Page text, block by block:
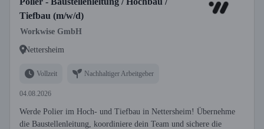
Tiefbau (m/w/d)
Workwise GmbH
Nettersheim
Vollzeit Nachhaltiger Arbeitgeber
04.08.2026
Werde Polier im Hoch- und Tiefbau in Nettersheim! Übernehme
die Baustellenleitung, koordiniere dein Team und sichere die